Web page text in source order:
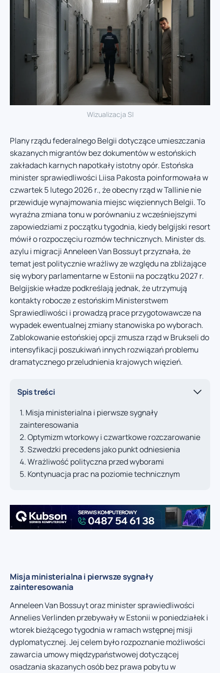
Wizualizacja SI
Plany rządu federalnego Belgii dotyczące umieszczania
skazanych migrantów bez dokumentów w estońskich
zakładach karnych napotkały istotny opór. Estońska
minister sprawiedliwości Liisa Pakosta poinformowała w
czwartek 5 lutego 2026 r., że obecny rząd w Tallinie nie
przewiduje wynajmowania miejsc więziennych Belgii. To
wyraźna zmiana tonu w porównaniu z wcześniejszymi
zapowiedziami z początku tygodnia, kiedy belgijski resort
mówił o rozpoczęciu rozmów technicznych. Minister ds.
azylu i migracji Anneleen Van Bossuyt przyznała, że
temat jest politycznie wrażliwy ze względu na zbliżające
się wybory parlamentarne w Estonii na początku 2027 r.
Belgijskie władze podkreślają jednak, że utrzymują
kontakty robocze z estońskim Ministerstwem
Sprawiedliwości i prowadzą prace przygotowawcze na
wypadek ewentualnej zmiany stanowiska po wyborach.
Zablokowanie estońskiej opcji zmusza rząd w Brukseli do
intensyfikacji poszukiwań innych rozwiązań problemu
dramatycznego przeludnienia krajowych więzień.
Spis treści
Misja ministerialna i pierwsze sygnały
zainteresowania
Optymizm wtorkowy i czwartkowe rozczarowanie
Szwedzki precedens jako punkt odniesienia
Wrażliwość polityczna przed wyborami
Kontynuacja prac na poziomie technicznym
Misja ministerialna i pierwsze sygnały
zainteresowania
Anneleen Van Bossuyt oraz minister sprawiedliwości
Annelies Verlinden przebywały w Estonii w poniedziałek i
wtorek bieżącego tygodnia w ramach wstępnej misji
dyplomatycznej. Jej celem było rozpoznanie możliwości
zawarcia umowy międzypaństwowej dotyczącej
osadzania skazanych osób bez prawa pobytu w